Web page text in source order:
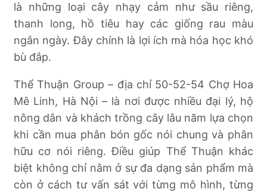
là những loại cây nhạy cảm như sầu riêng,
thanh long, hồ tiêu hay các giống rau màu
ngắn ngày. Đây chính là lợi ích mà hóa học khó
bù đắp.
Thể Thuận Group – địa chỉ 50-52-54 Chợ Hoa
Mê Linh, Hà Nội – là nơi được nhiều đại lý, hộ
nông dân và khách trồng cây lâu năm lựa chọn
khi cần mua phân bón gốc nói chung và phân
hữu cơ nói riêng. Điều giúp Thể Thuận khác
biệt không chỉ nằm ở sự đa dạng sản phẩm mà
còn ở cách tư vấn sát với từng mô hình, từng